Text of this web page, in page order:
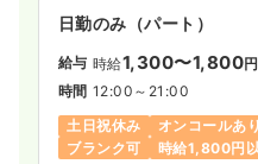
日勤のみ（パート）
給与 時給1,300〜1,800円
時間 12:00～21:00
土日祝休み
オンコールあり
ブランク可
時給1,800円